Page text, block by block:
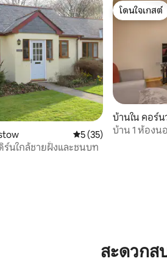
คะแนนเฉลี่ย 5 จาก 5,
5 (35)
ร์นใกล้ชายฝั่งและชนบท
โดนใจเกสต์
โดนใจเกสต์
บ้านใน คอร์น
บ้าน 1 ห้องน
สะดวกส